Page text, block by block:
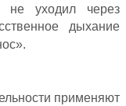
не уходил через
дыхание
применяют